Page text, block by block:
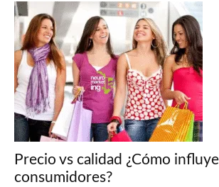
Precio vs calidad ¿Cómo
consumidores?